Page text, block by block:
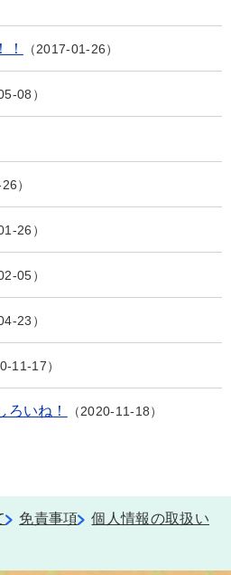
！ 2017-01-26
08
26
05
23
11-17
ろいね！ 2020-11-18
免責事項
個人情報の取扱い